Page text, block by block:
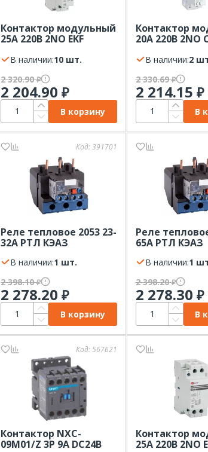
Контактор модульный
25А 220В 2NО EKF
В наличии:
10 шт.
2 320.90₽
2 204.90₽
В корзину
Контактор
20А 220В 2NО
В наличии:
2
2 330.69₽
2 214.15 ₽
В
Код:391701
Реле тепловое 2053 23-
32А РТЛ КЭАЗ
В наличии:
1 шт.
2 398.10₽
2 278.20₽
В корзину
Реле
65А РТЛ КЭАЗ
В наличии:
1
2 398.20₽
2 278.30 ₽
В
Код:567621
Контактор NXC-
09M01/Z 3P 9А DC24B
Контактор
25А 220В 2NО